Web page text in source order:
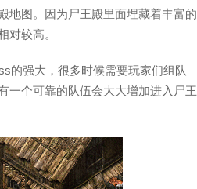
地图。因为尸王殿里面埋藏着丰富的
对较高。
的强大，很多时候需要玩家们组队
一个可靠的队伍会大大增加进入尸王